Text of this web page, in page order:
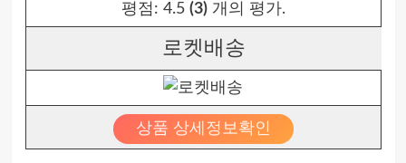
평점: 4.5 (3)개의 평가.
로켓배송
상품 상세정보확인